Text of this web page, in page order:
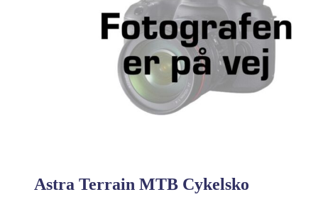
Astra Terrain MTB Cykelsko